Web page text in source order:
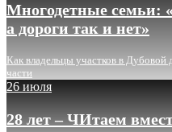
Многодетные семьи:
а дороги так и нет»
Как владельцы участков в
части
26 июля
28 лет – ЧИтаем